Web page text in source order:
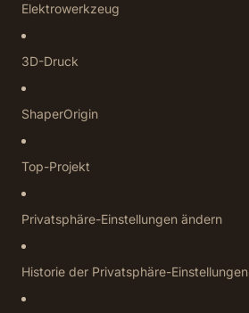
Elektrowerkzeug
3D-Druck
ShaperOrigin
Top-Projekt
Privatsphäre-Einstellungen ändern
Historie der Privatsphäre-Einstellungen